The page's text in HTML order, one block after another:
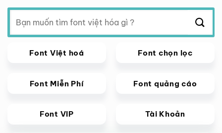
Tìm
kiếm:
Font Việt hoá Font chọn lọc
Font Miễn Phí Font quảng cáo
Font VIP Tài Khoản